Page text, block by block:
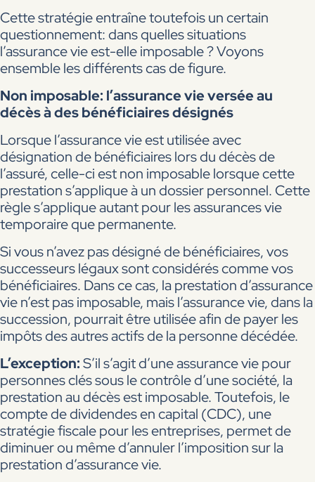
Cette stratégie entraîne toutefois un certain
questionnement: dans quelles situations
l’assurance vie est-elle imposable ? Voyons
ensemble les différents cas de figure.
Non imposable: l’assurance vie versée au
décès à des bénéficiaires désignés
Lorsque l’assurance vie est utilisée avec
désignation de bénéficiaires lors du décès de
l’assuré, celle-ci est non imposable lorsque cette
prestation s’applique à un dossier personnel. Cette
règle s’applique autant pour les assurances vie
temporaire que permanente.
Si vous n’avez pas désigné de bénéficiaires, vos
successeurs légaux sont considérés comme vos
bénéficiaires. Dans ce cas, la prestation d’assurance
vie n’est pas imposable, mais l’assurance vie, dans la
succession, pourrait être utilisée afin de payer les
impôts des autres actifs de la personne décédée.
L’exception:S’il s’agit d’une assurance vie pour
personnes clés sous le contrôle d’une société, la
prestation au décès est imposable. Toutefois, le
compte de dividendes en capital (CDC), une
stratégie fiscale pour les entreprises, permet de
diminuer ou même d’annuler l’imposition sur la
prestation d’assurance vie.